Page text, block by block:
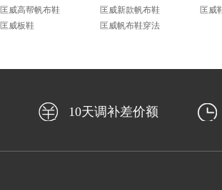
匡威高帮帆布鞋 匡威新款帆布鞋 匡威
匡威板鞋 匡威帆布鞋穿法
10天调补差价额